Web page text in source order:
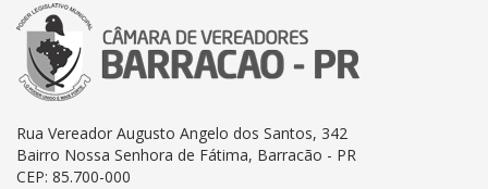
Rua Vereador Augusto Angelo dos Santos, 342
Bairro Nossa Senhora de Fátima, Barracão - PR
CEP: 85.700-000